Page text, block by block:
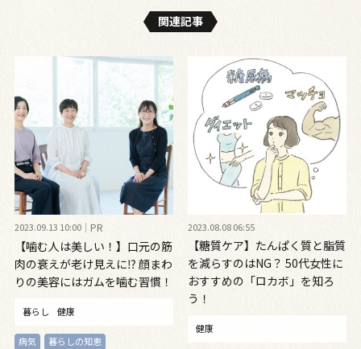
関連記事
2023.09.13 10:00 PR
【噛む人は美しい！】口元の筋
肉の衰えが老け見えに⁉ 顔まわ
りの美容にはガムを噛む習慣！
暮らし 健康
病気 暮らしの知恵
2023.08.08 06:55
【糖質ケア】たんぱく質と脂質
を減らすのはNG？ 50代女性に
おすすめの「ロカボ」を知ろ
う！
健康